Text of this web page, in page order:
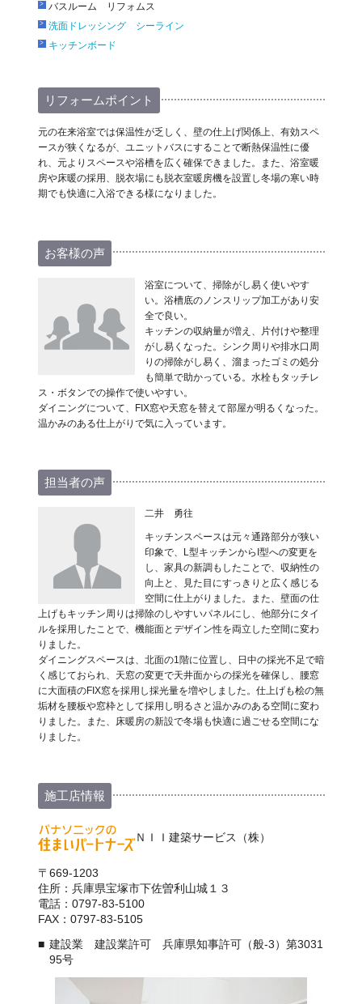
バスルーム リフォムス
洗面ドレッシング シーライン
キッチンボード
リフォームポイント
元の在来浴室では保温性が乏しく、壁の仕上げ関係上、有効スペ
ースが狭くなるが、ユニットバスにすることで断熱保温性に優
れ、元よりスペースや浴槽を広く確保できました。また、浴室暖
房や床暖の採用、脱衣場にも脱衣室暖房機を設置し冬場の寒い時
期でも快適に入浴できる様になりました。
お客様の声
浴室について、掃除がし易く使いやす
い。浴槽底のノンスリップ加工があり安
全で良い。
キッチンの収納量が増え、片付けや整理
がし易くなった。シンク周りや排水口周
りの掃除がし易く、溜まったゴミの処分
も簡単で助かっている。水栓もタッチレ
ス・ボタンでの操作で使いやすい。
ダイニングについて、FIX窓や天窓を替えて部屋が明るくなった。
温かみのある仕上がりで気に入っています。
担当者の声
二井 勇往
キッチンスペースは元々通路部分が狭い
印象で、L型キッチンからI型への変更を
し、家具の新調もしたことで、収納性の
向上と、見た目にすっきりと広く感じる
空間に仕上がりました。また、壁面の仕
上げもキッチン周りは掃除のしやすいパネルにし、他部分にタイ
ルを採用したことで、機能面とデザイン性を両立した空間に変わ
りました。
ダイニングスペースは、北面の1階に位置し、日中の採光不足で暗
く感じておられ、天窓の変更で天井面からの採光を確保し、腰窓
に大面積のFIX窓を採用し採光量を増やしました。仕上げも桧の無
垢材を腰板や窓枠として採用し明るさと温かみのある空間に変わ
りました。また、床暖房の新設で冬場も快適に過ごせる空間にな
りました。
施工店情報
ＮＩＩ建築サービス（株）
〒669-1203
住所：兵庫県宝塚市下佐曽利山城１３
電話：0797-83-5100
FAX：0797-83-5105
建設業 建設業許可 兵庫県知事許可（般-3）第3031
95号